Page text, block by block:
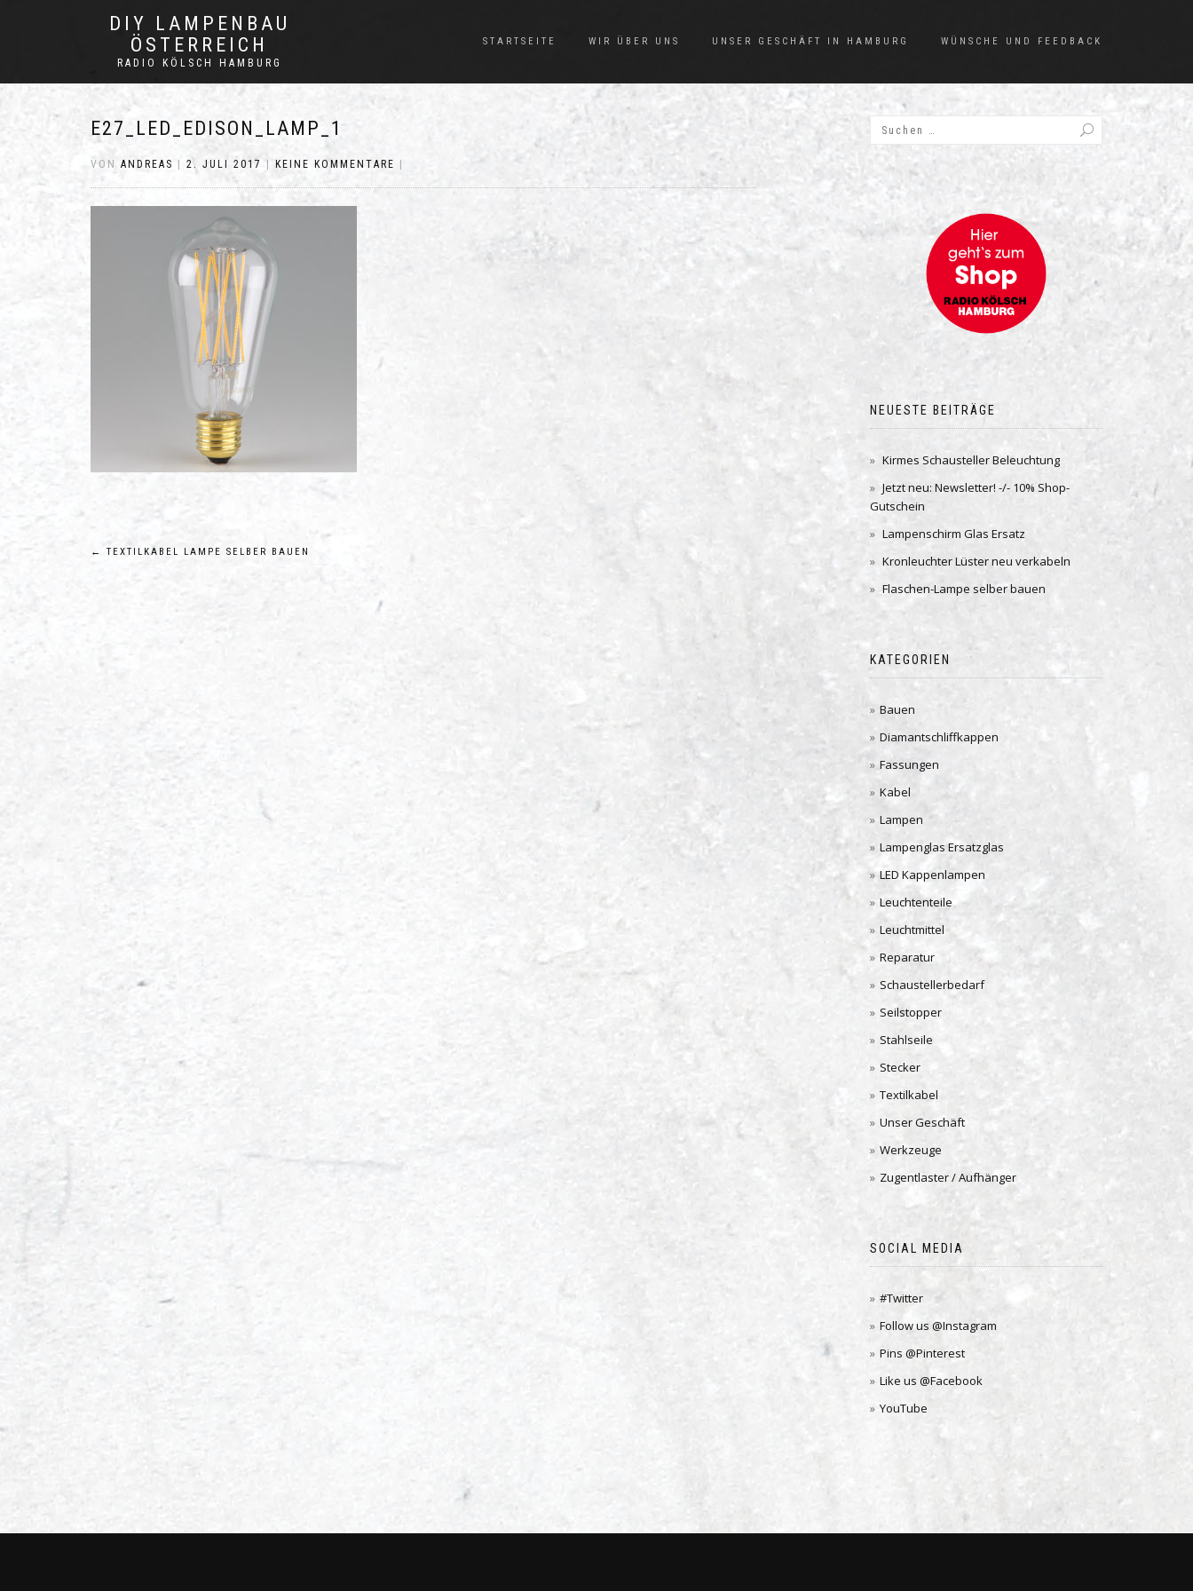
DIY LAMPENBAU
ÖSTERREICH
RADIO KÖLSCH HAMBURG
STARTSEITE WIR ÜBER UNS UNSER GESCHÄFT IN HAMBURG WÜNSCHE UND FEEDBACK
E27_LED_EDISON_LAMP_1
VON ANDREAS 2. JULI 2017 KEINE KOMMENTARE
Beitragsnavigation
← TEXTILKABEL LAMPE SELBER BAUEN
NEUESTE BEITRÄGE
Kirmes Schausteller Beleuchtung
Jetzt neu: Newsletter! -/- 10% Shop-
Gutschein
Lampenschirm Glas Ersatz
Kronleuchter Lüster neu verkabeln
Flaschen-Lampe selber bauen
KATEGORIEN
Bauen
Diamantschliffkappen
Fassungen
Kabel
Lampen
Lampenglas Ersatzglas
LED Kappenlampen
Leuchtenteile
Leuchtmittel
Reparatur
Schaustellerbedarf
Seilstopper
Stahlseile
Stecker
Textilkabel
Unser Geschäft
Werkzeuge
Zugentlaster / Aufhänger
SOCIAL MEDIA
#Twitter
Follow us @Instagram
Pins @Pinterest
Like us @Facebook
YouTube